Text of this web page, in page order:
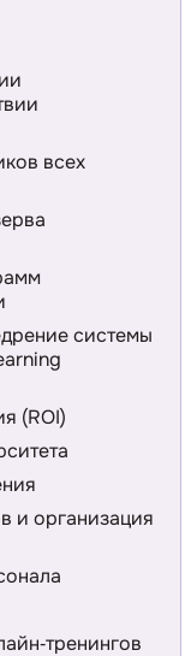
всех
системы
(ROI)
и организация